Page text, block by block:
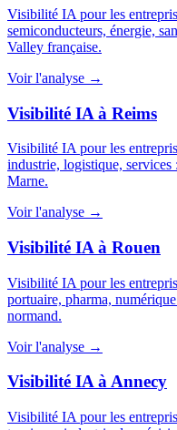
Visibilité IA pour les
semiconducteurs, énergie,
Valley française.
Voir l'analyse →
Visibilité IA à Reims
Visibilité IA pour les
industrie, logistique, services
Marne.
Voir l'analyse →
Visibilité IA à Rouen
Visibilité IA pour les
portuaire, pharma,
normand.
Voir l'analyse →
Visibilité IA à Annecy
Visibilité IA pour les